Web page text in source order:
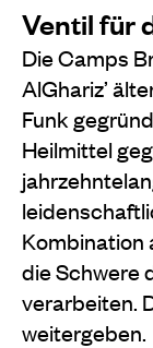
Ventil für
Die Camps
AlGhariz’
Funk
Heilmittel
Kombination
die Schwere
verarbeiten.
weitergeben.